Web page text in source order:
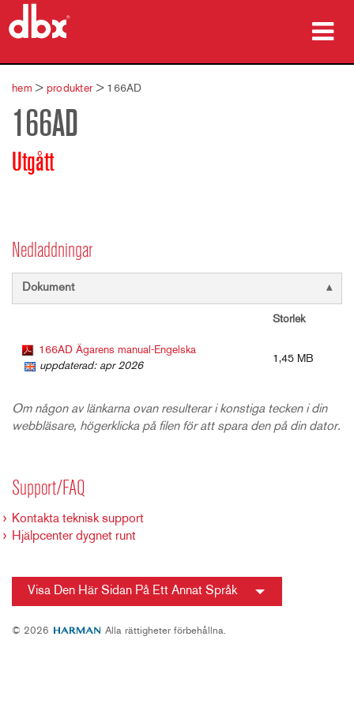
produkter
Fallstudier
var man kan köpa
Språk/Region
hem > produkter> 166AD
166AD
Utgått
Nedladdningar
Dokument
Storlek
166AD Ägarens manual-Engelska
uppdaterad: apr 2026
1,45 MB
Om någon av länkarna ovan resulterar i konstiga tecken i din
webbläsare, högerklicka på filen för att spara den på din dator.
Support/FAQ
Kontakta teknisk support
Hjälpcenter dygnet runt
Visa Den Här Sidan På Ett Annat Språk
© 2026 Alla rättigheter förbehållna.